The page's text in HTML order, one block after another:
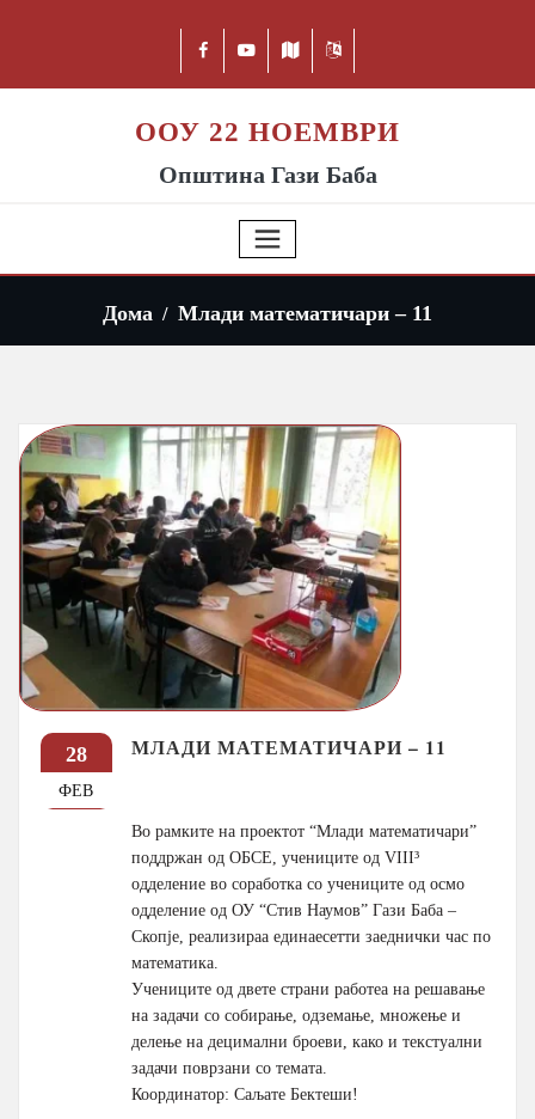
ООУ 22 НОЕМВРИ
Општина Гази Баба
Дома Млади математичари – 11
28
ФЕВ
МЛАДИ МАТЕМАТИЧАРИ – 11
Во рамките на проектот “Млади математичари”
поддржан од ОБСЕ, учениците од VIII³
одделение во соработка со учениците од осмо
одделение од ОУ “Стив Наумов” Гази Баба –
Скопје, реализираа единаесетти заеднички час по
математика.
Учениците од двете страни работеа на решавање
на задачи со собирање, одземање, множење и
делење на децимални броеви, како и текстуални
задачи поврзани со темата.
Координатор: Саљате Бектеши!